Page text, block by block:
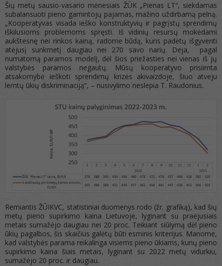
Šių metų sausio-vasario mėnesiais ŽŪK „Pienas LT“, siekdamas
subalansuoti pieno gamintojų pajamas, mažino uždirbamą pelną.
„Kooperatyvas visada ieško konstruktyvių ir pagrįstų sprendimų
iškilusioms problemoms spręsti. Iš vidinių resursų mokėdami
aukštesnę nei rinkos kainą, radome būdą, kuris padėtų išgyventi
atėjusį sunkmetį daugiau nei 270 savo narių. Deja, pagal
numatomą paramos modelį, dėl šios priežasties nei vienas iš jų
valstybės paramos negautų. Mūsų kooperatyvo prisiimta
atsakomybė ieškoti sprendimų krizės akivaizdoje, šiuo atveju
lemtų ūkių diskriminaciją“, – nusivylimo neslepia T. Raudonius.
Remiantis ŽŪIKVC, statistiniai duomenys rodo (žr. grafiką), kad šių
metų pieno supirkimo kaina Lietuvoje, lyginant su praėjusiais
metais sumažėjo daugiau nei 20 proc. Teikiant siūlymą dėl pieno
ūkių pagalbos, šis skaičius galėtų būti esminis kriterijus. Manome,
kad valstybės parama reikalinga visiems pieno ūkiams, kurių pieno
supirkimo kaina šiais metais, lyginant su 2022 metų vidurkiu,
sumažėjo 20 proc. ir daugiau.